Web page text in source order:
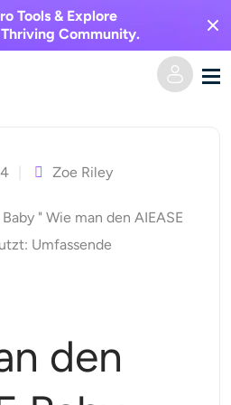
Tools & Explore
Community.
Zoe Riley
"Wie man den AIEASE
Umfassende
den